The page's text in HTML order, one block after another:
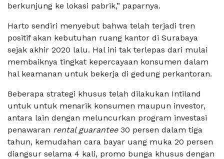
berkunjung ke lokasi pabrik,” paparnya.
Harto sendiri menyebut bahwa telah terjadi tren
positif akan kebutuhan ruang kantor di Surabaya
sejak akhir 2020 lalu. Hal ini tak terlepas dari mulai
membaiknya tingkat kepercayaan konsumen dalam
hal keamanan untuk bekerja di gedung perkantoran.
Beberapa strategi khusus telah dilakukan Intiland
untuk untuk menarik konsumen maupun investor,
antara lain dengan meluncurkan program investasi
penawaran rental guarantee30 persen dalam tiga
tahun, kemudahan cara bayar uang muka 20 persen
diangsur selama 4 kali, promo bunga khusus dengan